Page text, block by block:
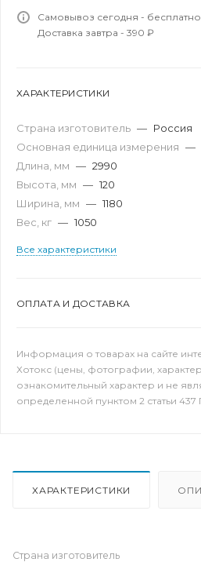
Самовывоз сегодня - бесплатно
Доставка завтра - 390 ₽
ХАРАКТЕРИСТИКИ
Страна изготовитель — Россия
Основная единица измерения —
Длина, мм — 2990
Высота, мм — 120
Ширина, мм — 1180
Вес, кг — 1050
Все характеристики
ОПЛАТА И ДОСТАВКА
Информация о товарах на сайте
Хотокс (цены, фотографии,
ознакомительный характер и не
определенной пунктом 2 статьи
ХАРАКТЕРИСТИКИ
Страна изготовитель